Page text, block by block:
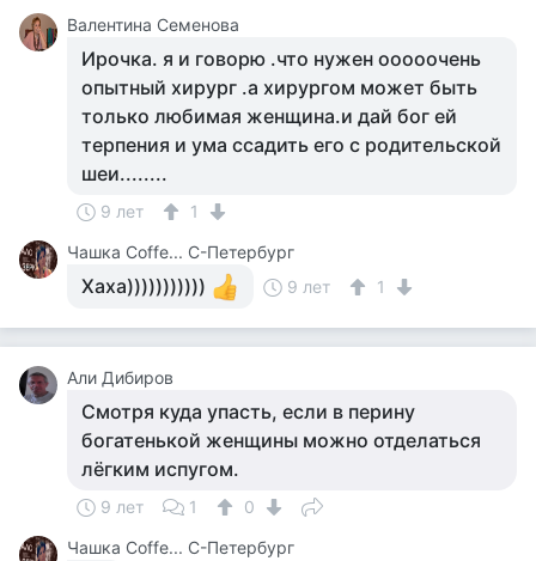
Валентина Семенова
Ирочка. я и говорю .что нужен ооооочень
опытный хирург .а хирургом может быть
только любимая женщина.и дай бог ей
терпения и ума ссадить его с родительской
шеи........
9 лет
1
Чашка Cоffe... С-Петербург
Хаха))))))))))) 9 лет 1
Али Дибиров
Смотря куда упасть, если в перину
богатенькой женщины можно отделаться
лёгким испугом.
9 лет 1
0
Чашка Cоffe... С-Петербург